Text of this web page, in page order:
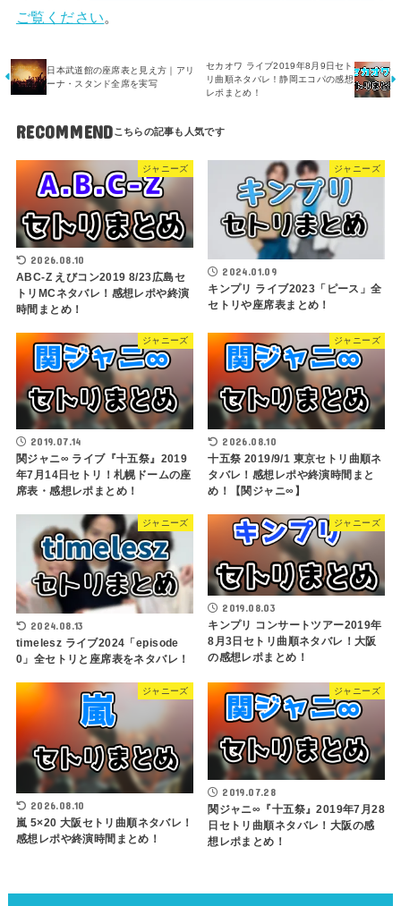
ご覧ください。
日本武道館の座席表と見え方｜アリ
ーナ・スタンド全席を実写
セカオワ ライブ2019年8月9日セト
リ曲順ネタバレ！静岡エコパの感想
レポまとめ！
RECOMMEND
ジャニーズ
2026.08.10
ABC-Z えびコン2019 8/23広島セ
トリMCネタバレ！感想レポや終演
時間まとめ！
ジャニーズ
2024.01.09
キンプリ ライブ2023「ピース」全
セトリや座席表まとめ！
ジャニーズ
2019.07.14
関ジャニ∞ ライブ『十五祭』2019
年7月14日セトリ！札幌ドームの座
席表・感想レポまとめ！
ジャニーズ
2026.08.10
十五祭 2019/9/1 東京セトリ曲順ネ
タバレ！感想レポや終演時間まと
め！【関ジャニ∞】
ジャニーズ
2024.08.13
timelesz ライブ2024「episode
0」全セトリと座席表をネタバレ！
ジャニーズ
2019.08.03
キンプリ コンサートツアー2019年
8月3日セトリ曲順ネタバレ！大阪
の感想レポまとめ！
ジャニーズ
2026.08.10
嵐 5×20 大阪セトリ曲順ネタバレ！
感想レポや終演時間まとめ！
ジャニーズ
2019.07.28
関ジャニ∞『十五祭』2019年7月28
日セトリ曲順ネタバレ！大阪の感
想レポまとめ！